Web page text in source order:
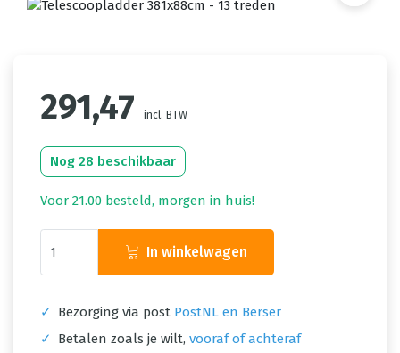
291,47 incl. BTW
Nog 28 beschikbaar
Voor 21.00 besteld, morgen in huis!
In winkelwagen
✓ Bezorging via post PostNL en Berser
✓
Betalen zoals je wilt, vooraf of achteraf